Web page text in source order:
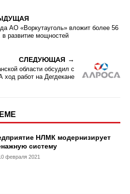
АО «Воркутауголь» вложит более 56
развитие мощностей
СЛЕДУЮЩАЯ
области обсудил с
работ на Дегдекане
НЛМК модернизирует
систему
февраля 2021